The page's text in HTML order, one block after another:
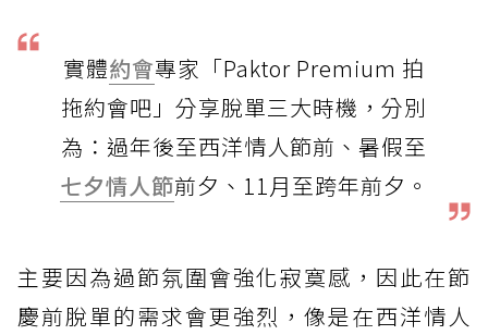
實體約會專家「Paktor Premium 拍
拖約會吧」分享脫單三大時機，分別
為：過年後至西洋情人節前、暑假至
七夕情人節前夕、11月至跨年前夕。
主要因為過節氛圍會強化寂寞感，因此在節
慶前脫單的需求會更強烈，像是在西洋情人